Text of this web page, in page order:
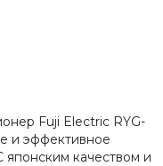
Fuji Electric RYG-
и эффективное
качеством и